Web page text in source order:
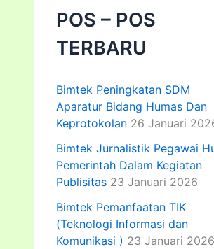
u
k
:
POS – POS
TERBARU
Bimtek Peningkatan SDM
Aparatur Bidang Humas Dan
Keprotokolan 26 Januari
Bimtek Jurnalistik Pegawai
Pemerintah Dalam Kegiatan
Publisitas 23 Januari 2026
Bimtek Pemanfaatan TIK
(Teknologi Informasi dan
Komunikasi ) 23 Januari 2026